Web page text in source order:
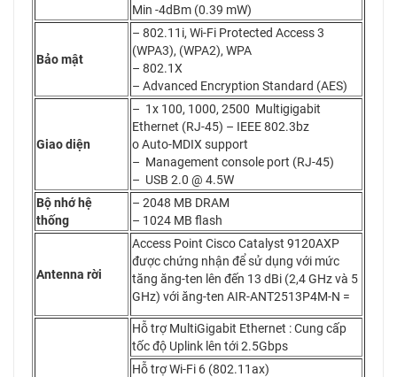
Min -4dBm (0.39 mW)
Bảo mật
– 802.11i, Wi-Fi Protected Access 3
(WPA3), (WPA2), WPA
– 802.1X
– Advanced Encryption Standard (AES)
Giao diện
– 1x 100, 1000, 2500 Multigigabit
Ethernet (RJ-45) – IEEE 802.3bz
o Auto-MDIX support
– Management console port (RJ-45)
– USB 2.0 @ 4.5W
Bộ nhớ hệ
thống
– 2048 MB DRAM
– 1024 MB flash
Antenna rời
Access Point Cisco Catalyst 9120AXP
được chứng nhận để sử dụng với mức
tăng ăng-ten lên đến 13 dBi (2,4 GHz và 5
GHz) với ăng-ten AIR-ANT2513P4M-N =
Hỗ trợ MultiGigabit Ethernet : Cung cấp
tốc độ Uplink lên tới 2.5Gbps
Hỗ trợ Wi-Fi 6 (802.11ax)